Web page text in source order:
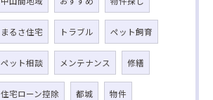
まるさ住宅 トラブル ペット飼育
ペット相談 メンテナンス 修繕
住宅ローン控除 都城 物件